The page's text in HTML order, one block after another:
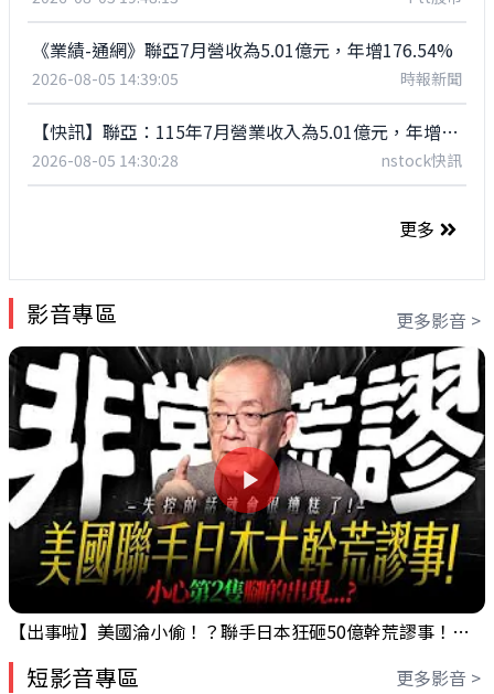
《業績-通網》聯亞7月營收為5.01億元，年增176.54%
2026-08-05 14:39:05 時報新聞
【快訊】聯亞：115年7月營業收入為5.01億元，年增176.54%
2026-08-05 14:30:28 nstock快訊
更多
影音專區 更多影音 >
【出事啦】美國淪小偷！？聯手日本狂砸50億幹荒謬事！美元急殺黃金噴發，外資準備血洗台股！？｜ Mr.永年 李｜ 盤後講股 Mr.永年 李 2026 / 08 / 06
短影音專區 更多影音 >